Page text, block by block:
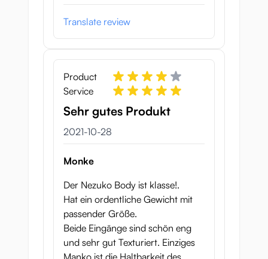
Translate review
Product
Service
Sehr gutes Produkt
28 oktober 2021
2021-10-28
Monke
Der Nezuko Body ist klasse!.
Hat ein ordentliche Gewicht mit
passender Größe.
Beide Eingänge sind schön eng
und sehr gut Texturiert. Einziges
Manko ist die Haltbarkeit des